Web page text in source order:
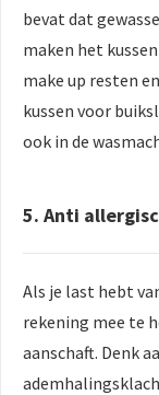
bevat dat
maken het
make up resten
kussen voor
ook in de
5. Anti
Als je last hebt
rekening mee te
aanschaft. Denk